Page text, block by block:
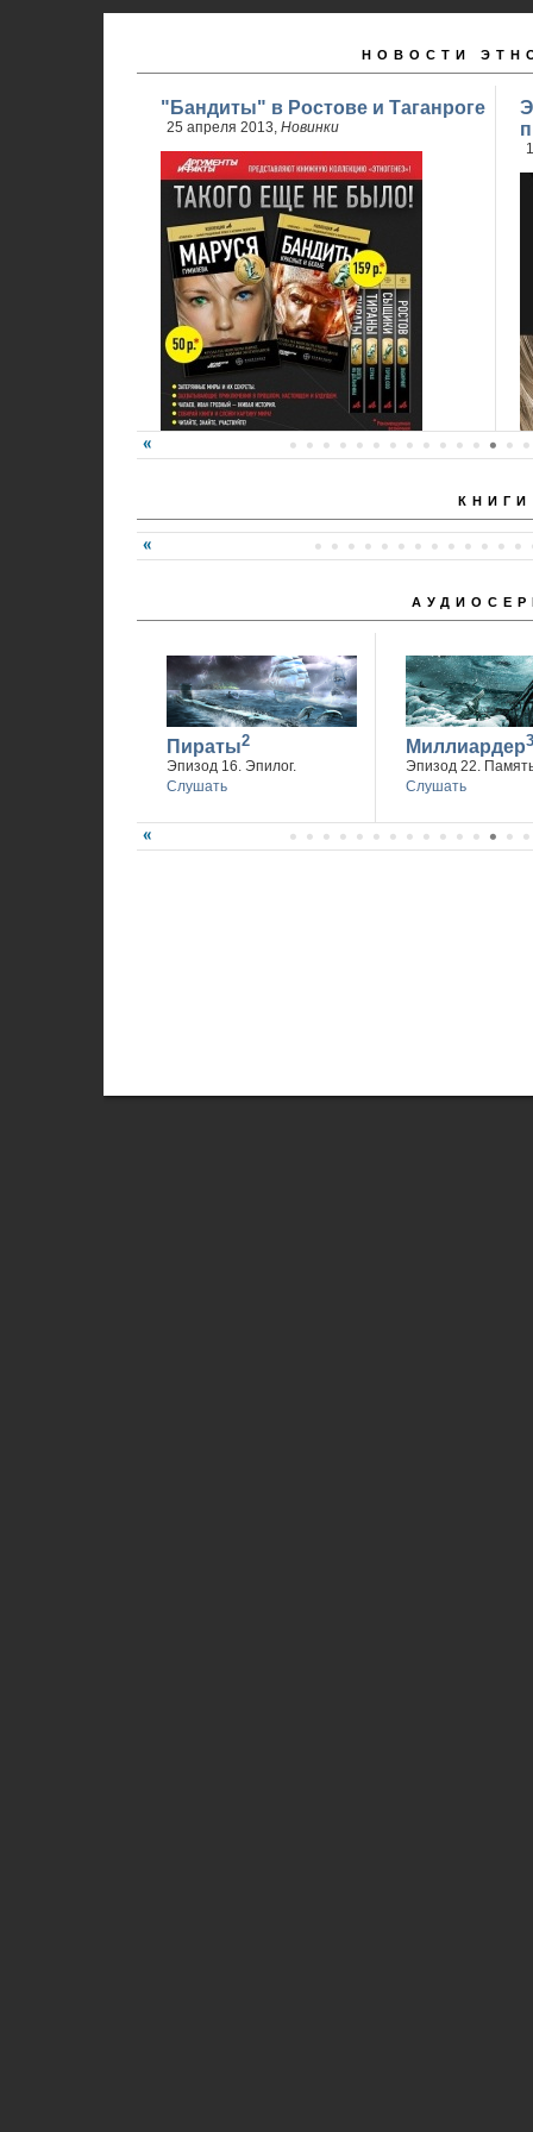
НОВОСТИ
"Бандиты" в Ростове и Таганроге
25 апреля 2013, Новинки
24 апреля стартовали продажи 2 книги
обновленного проекта...
КНИГИ
Пираты2
Эпизод 16. Эпилог.
Слушать
Миллиардер3
Эпизод 22.
Слушать